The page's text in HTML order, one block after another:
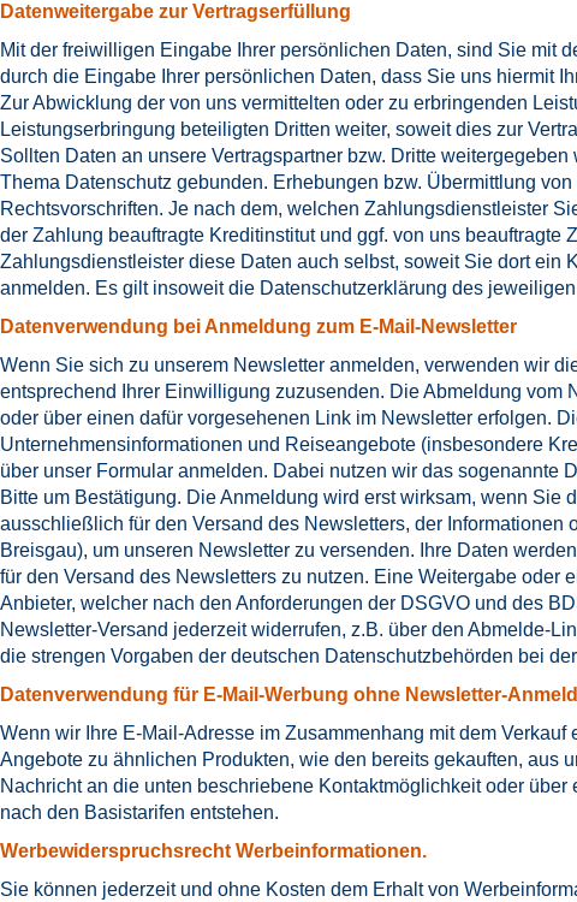
Datenweitergabe zur Vertragserfüllung
Mit der freiwilligen Eingabe Ihrer persönlichen Daten, sind Sie mit
durch die Eingabe Ihrer persönlichen Daten, dass Sie uns hiermit
Zur Abwicklung der von uns vermittelten oder zu erbringenden
Leistungserbringung beteiligten Dritten weiter, soweit dies zur
Sollten Daten an unsere Vertragspartner bzw. Dritte
Thema Datenschutz gebunden. Erhebungen bzw. Übermittlung
Rechtsvorschriften. Je nach dem, welchen Zahlungsdienstleister
der Zahlung beauftragte Kreditinstitut und ggf. von uns
Zahlungsdienstleister diese Daten auch selbst, soweit Sie dort
anmelden. Es gilt insoweit die Datenschutzerklärung des
Datenverwendung bei Anmeldung zum E-Mail-Newsletter
Wenn Sie sich zu unserem Newsletter anmelden, verwenden wir
entsprechend Ihrer Einwilligung zuzusenden. Die Abmeldung
oder über einen dafür vorgesehenen Link im Newsletter erfolgen.
Unternehmensinformationen und Reiseangebote (insbesondere
über unser Formular anmelden. Dabei nutzen wir das sogenannte
Bitte um Bestätigung. Die Anmeldung wird erst wirksam, wenn
ausschließlich für den Versand des Newsletters, der
Breisgau), um unseren Newsletter zu versenden. Ihre Daten
für den Versand des Newsletters zu nutzen. Eine Weitergabe oder
Anbieter, welcher nach den Anforderungen der DSGVO und des
Newsletter-Versand jederzeit widerrufen, z.B. über den Abmelde-
die strengen Vorgaben der deutschen Datenschutzbehörden bei
Datenverwendung für E-Mail-Werbung ohne Newsletter-
Wenn wir Ihre E-Mail-Adresse im Zusammenhang mit dem
Angebote zu ähnlichen Produkten, wie den bereits gekauften, aus
Nachricht an die unten beschriebene Kontaktmöglichkeit oder
nach den Basistarifen entstehen.
Werbewiderspruchsrecht Werbeinformationen.
Sie können jederzeit und ohne Kosten dem Erhalt von